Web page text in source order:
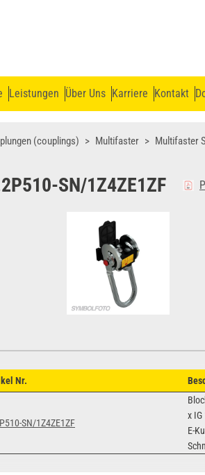
Leistungen Über Uns Karriere Kontakt
(couplings) Multifaster Multifaster
SN/1Z4ZE1ZF
Nr.
SN/1Z4ZE1ZF
x IG
E-